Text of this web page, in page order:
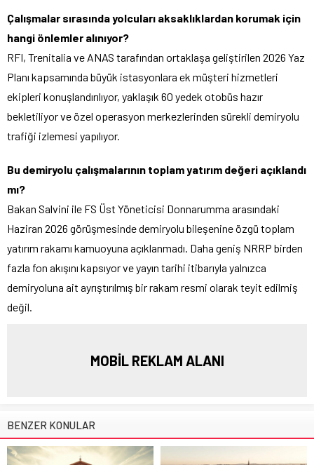
Çalışmalar sırasında yolcuları aksaklıklardan korumak için
hangi önlemler alınıyor?
RFI, Trenitalia ve ANAS tarafından ortaklaşa geliştirilen 2026 Yaz
Planı kapsamında büyük istasyonlara ek müşteri hizmetleri
ekipleri konuşlandırılıyor, yaklaşık 60 yedek otobüs hazır
bekletiliyor ve özel operasyon merkezlerinden sürekli demiryolu
trafiği izlemesi yapılıyor.
Bu demiryolu çalışmalarının toplam yatırım değeri açıklandı
mı?
Bakan Salvini ile FS Üst Yöneticisi Donnarumma arasındaki
Haziran 2026 görüşmesinde demiryolu bileşenine özgü toplam
yatırım rakamı kamuoyuna açıklanmadı. Daha geniş NRRP birden
fazla fon akışını kapsıyor ve yayın tarihi itibarıyla yalnızca
demiryoluna ait ayrıştırılmış bir rakam resmi olarak teyit edilmiş
değil.
MOBİL REKLAM ALANI
BENZER KONULAR